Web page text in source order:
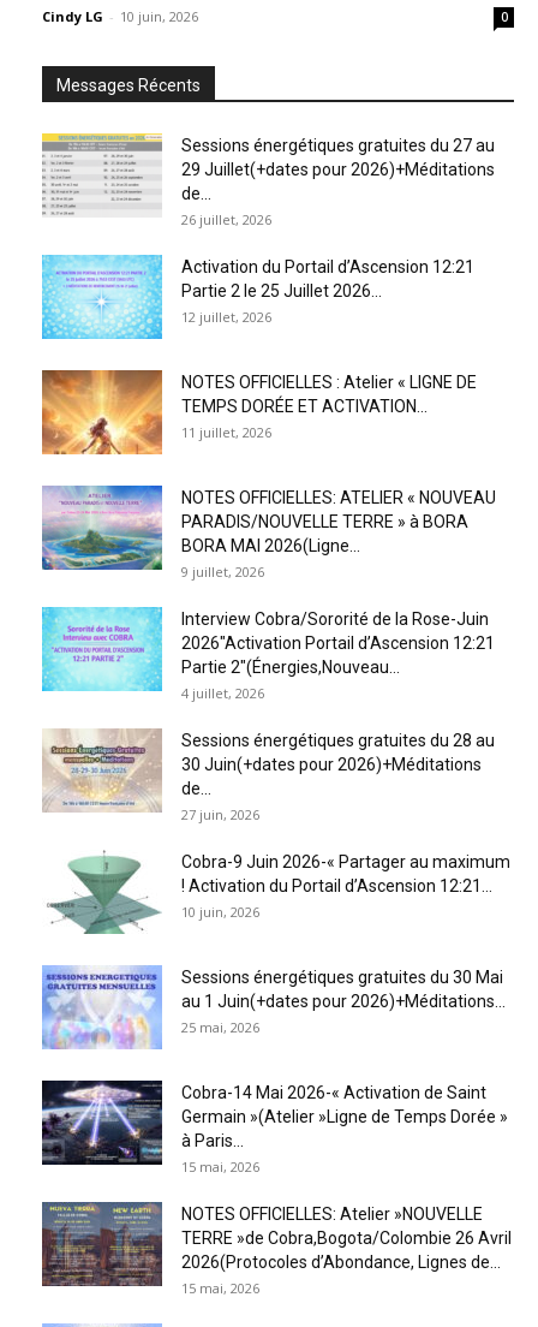
Cindy LG - 10 juin, 2026 0
Messages Récents
Sessions énergétiques gratuites du 27 au
29 Juillet(+dates pour 2026)+Méditations
de...
26 juillet, 2026
Activation du Portail d’Ascension 12:21
Partie 2 le 25 Juillet 2026...
12 juillet, 2026
NOTES OFFICIELLES : Atelier « LIGNE DE
TEMPS DORÉE ET ACTIVATION...
11 juillet, 2026
NOTES OFFICIELLES: ATELIER « NOUVEAU
PARADIS/NOUVELLE TERRE » à BORA
BORA MAI 2026(Ligne...
9 juillet, 2026
Interview Cobra/Sororité de la Rose-Juin
2026″Activation Portail d’Ascension 12:21
Partie 2″(Énergies,Nouveau...
4 juillet, 2026
Sessions énergétiques gratuites du 28 au
30 Juin(+dates pour 2026)+Méditations
de...
27 juin, 2026
Cobra-9 Juin 2026-« Partager au maximum
! Activation du Portail d’Ascension 12:21...
10 juin, 2026
Sessions énergétiques gratuites du 30 Mai
au 1 Juin(+dates pour 2026)+Méditations...
25 mai, 2026
Cobra-14 Mai 2026-« Activation de Saint
Germain »(Atelier »Ligne de Temps Dorée »
à Paris...
15 mai, 2026
NOTES OFFICIELLES: Atelier »NOUVELLE
TERRE »de Cobra,Bogota/Colombie 26 Avril
2026(Protocoles d’Abondance, Lignes de...
15 mai, 2026